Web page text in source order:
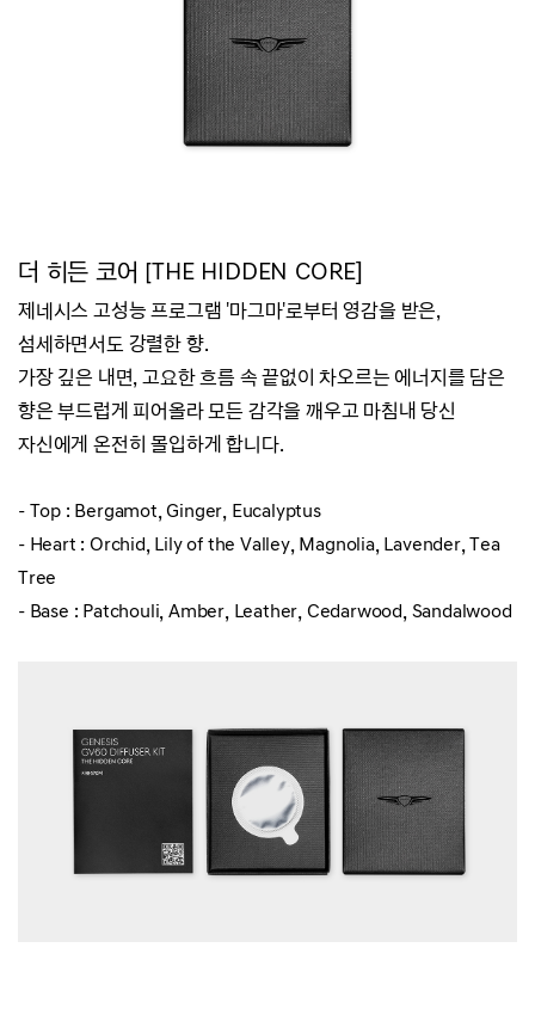
더 히든 코어 [THE HIDDEN CORE]
제네시스 고성능 프로그램 '마그마'로부터 영감을 받은,
섬세하면서도 강렬한 향.
가장 깊은 내면, 고요한 흐름 속 끝없이 차오르는 에너지를 담은
향은부드럽게 피어올라 모든 감각을 깨우고 마침내 당신
자신에게 온전히 몰입하게합니다.
- Top : Bergamot, Ginger, Eucalyptus
- Heart : Orchid, Lily of the Valley, Magnolia, Lavender, Tea
Tree
- Base : Patchouli, Amber, Leather, Cedarwood, Sandalwood